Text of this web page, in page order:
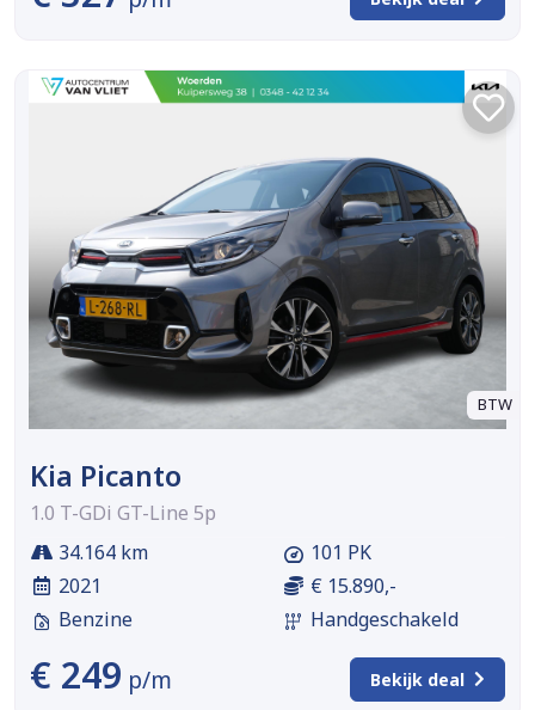
BTW
Kia Picanto
1.0 T-GDi GT-Line 5p
34.164 km
2021
Benzine
101 PK
€ 15.890,-
Handgeschakeld
€ 249 p/m Bekijk deal